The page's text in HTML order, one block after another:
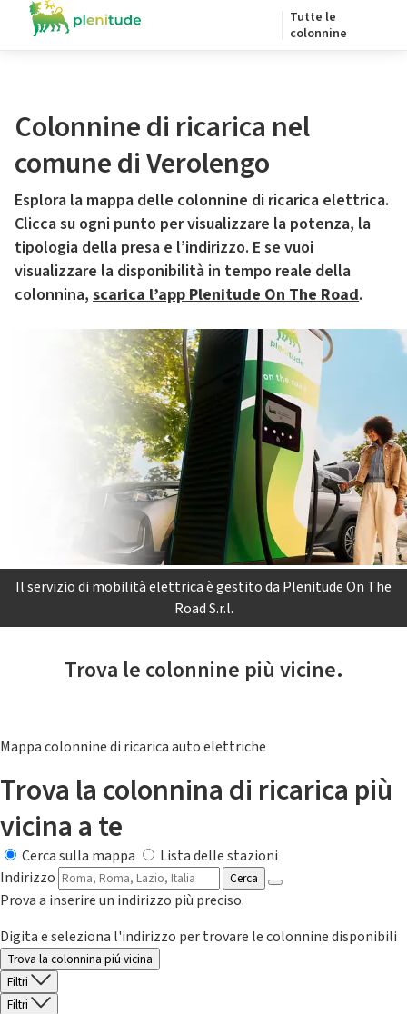
Tutte le
colonnine
Colonnine di ricarica nel
comune di Verolengo
Esplora la mappa delle colonnine di ricarica elettrica.
Clicca su ogni punto per visualizzare la potenza, la
tipologia della presa e l’indirizzo. E se vuoi
visualizzare la disponibilità in tempo reale della
colonnina, scarica l’app Plenitude On The Road.
Il servizio di mobilità elettrica è gestito da Plenitude On The
Road S.r.l.
Trova le colonnine più vicine.
Mappa colonnine di ricarica auto elettriche
Trova la colonnina di ricarica più
vicina a te
Cerca sulla mappa
Lista delle stazioni
Indirizzo
Cerca
Prova a inserire un indirizzo più preciso.
Digita e seleziona l'indirizzo per trovare le colonnine disponibili
Trova la colonnina piú vicina
Filtri
Filtri